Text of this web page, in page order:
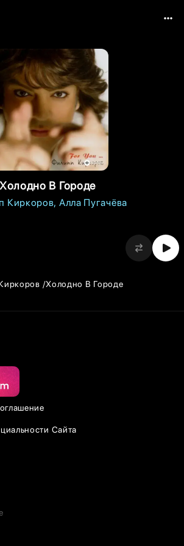
Холодно В Городе
Киркоров Алла Пугачёва
Холодно В Городе
Сайта